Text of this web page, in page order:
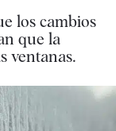
los cambios
que la
ventanas.